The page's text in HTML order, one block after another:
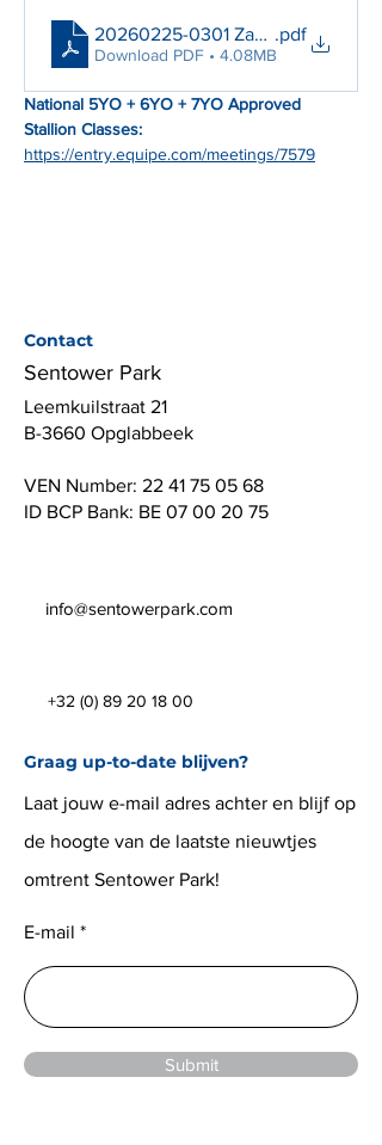
20260225-0301 Zangersheide
.pdf
Download PDF • 4.08MB
National 5YO + 6YO + 7YO Approved
Stallion Classes:
https://entry.equipe.com/meetings/7579
Contact
Sentower Park
Leemkuilstraat 21
B-3660 Opglabbeek
VEN Number: 22 41 75 05 68
ID BCP Bank: BE 07 00 20 75
info@sentowerpark.com
+32 (0) 89 20 18 00
Graag up-to-date blijven?
Laat jouw e-mail adres achter en blijf op
de hoogte van de laatste nieuwtjes
omtrent Sentower Park!
E-mail
Submit